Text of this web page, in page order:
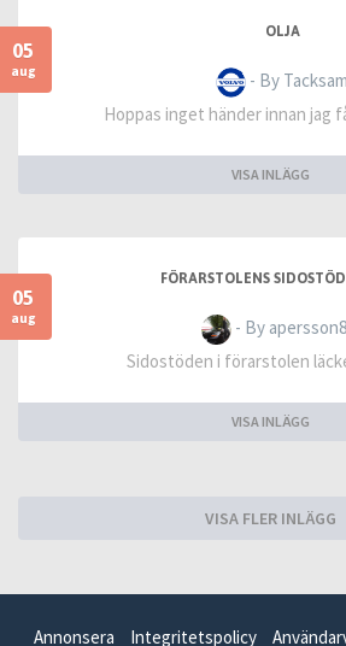
05
aug
OLJA
- By Tacksam
Hoppas inget händer innan jag
VISA INLÄGG
05
aug
FÖRARSTOLENS
- By
Sidostöden i förarstolen
VISA INLÄGG
VISA FLER INLÄGG
Annonsera Integritetspolicy